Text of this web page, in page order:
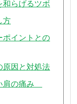
和らげるツボ
方
ポイントとの
原因と対処法
肩の痛み